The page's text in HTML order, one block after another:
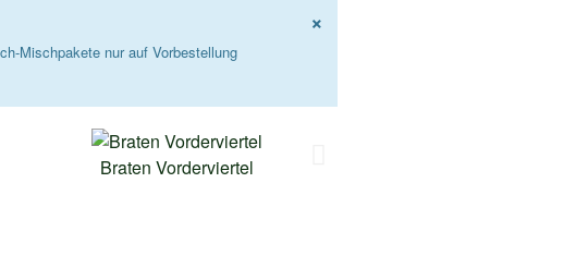
Mischpakete nur auf Vorbestellung
×
Braten Vorderviertel